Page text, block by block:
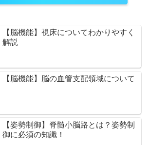
【脳機能】視床についてわかりやすく
解説
【脳機能】脳の血管支配領域について
【姿勢制御】脊髄小脳路とは？姿勢制
御に必須の知識！